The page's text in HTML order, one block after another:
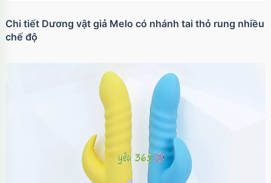
70.000₫
Ốp lưng iPhone 17 Pro Clear Case Magnetic
trị giá70.000₫
Chi tiết Dương vật giả Melo có nhánh tai thỏ rung nhiều
chế độ